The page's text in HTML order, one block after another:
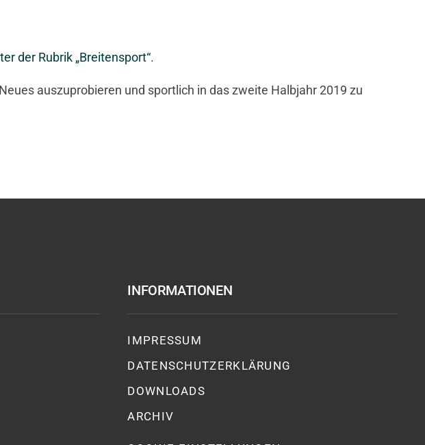
der Rubrik „Breitensport“.
auszuprobieren und sportlich in das zweite Halbjahr 2019 zu
INFORMATIONEN
IMPRESSUM
DATENSCHUTZ­ERKLÄRUNG
DOWNLOADS
ARCHIV